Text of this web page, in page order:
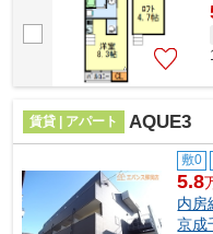
賃貸 | アパート AQUE3
敷0
5.8
内房
京成